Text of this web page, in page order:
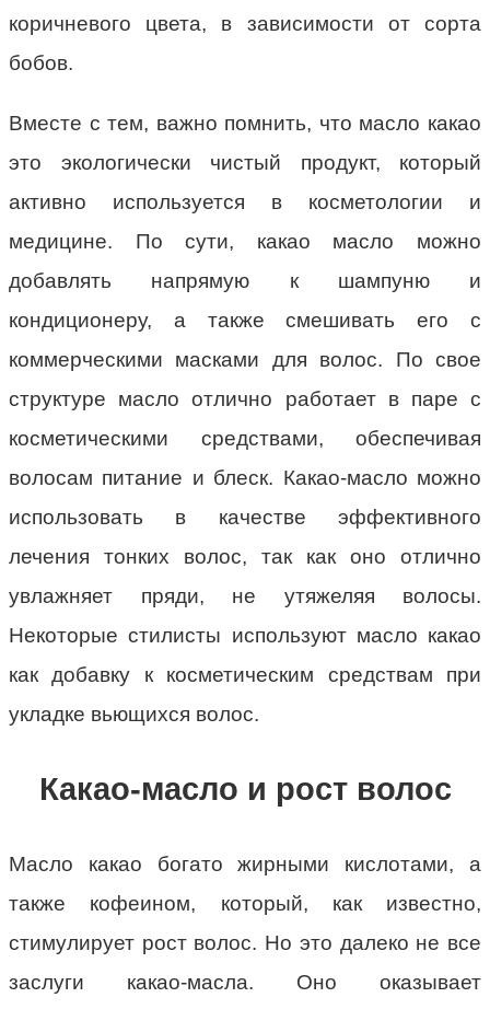
коричневого цвета, в зависимости от сорта
бобов.
Вместе с тем, важно помнить, что масло какао
это экологически чистый продукт, который
активно используется в косметологии и
медицине. По сути, какао масло можно
добавлять напрямую к шампуню и
кондиционеру, а также смешивать его с
коммерческими масками для волос. По свое
структуре масло отлично работает в паре с
косметическими средствами, обеспечивая
волосам питание и блеск. Какао-масло можно
использовать в качестве эффективного
лечения тонких волос, так как оно отлично
увлажняет пряди, не утяжеляя волосы.
Некоторые стилисты используют масло какао
как добавку к косметическим средствам при
укладке вьющихся волос.
Какао-масло и рост волос
Масло какао богато жирными кислотами, а
также кофеином, который, как известно,
стимулирует рост волос. Но это далеко не все
заслуги какао-масла. Оно оказывает